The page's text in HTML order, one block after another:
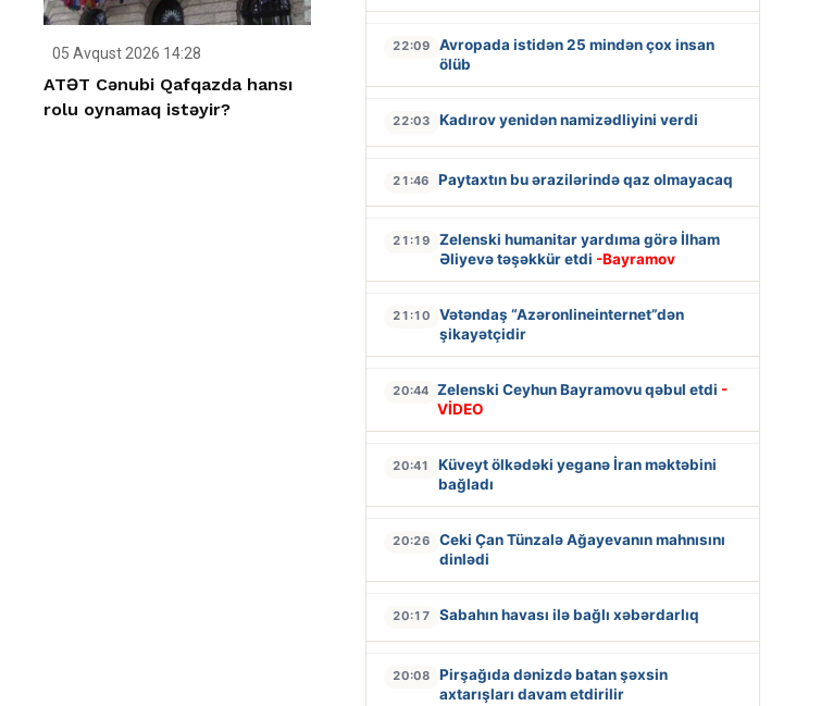
05 Avqust 2026 14:28
ATƏT Cənubi Qafqazda hansı
rolu oynamaq istəyir?
22:09
Avropada istidən 25 mindən çox insan
ölüb
22:03 Kadırov yenidən namizədliyini verdi
21:46 Paytaxtın bu ərazilərində qaz olmayacaq
21:19
Zelenski humanitar yardıma görə İlham
Əliyevə təşəkkür etdi -Bayramov
21:10
Vətəndaş “Azəronlineinternet”dən
şikayətçidir
20:44 Zelenski Ceyhun Bayramovu qəbul etdi -
VİDEO
20:41
Küveyt ölkədəki yeganə İran məktəbini
bağladı
20:26
Ceki Çan Tünzalə Ağayevanın mahnısını
dinlədi
20:17 Sabahın havası ilə bağlı xəbərdarlıq
20:08
Pirşağıda dənizdə batan şəxsin
axtarışları davam etdirilir